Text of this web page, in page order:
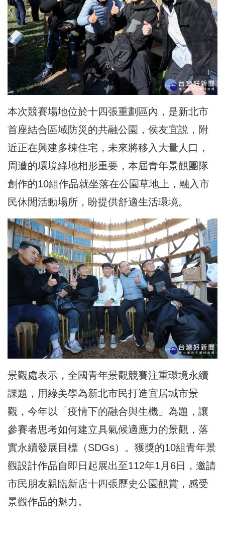
本次競賽場地位於十四張重劃區內，是新北市
首座結合區域防災的共融公園，侯友宜說，附
近正在興建多棟住宅，未來將移入大量人口，
周遭的環境綠地相形重要，本屆青年景觀團隊
創作的10組作品就坐落在公園草地上，融入市
民休閒活動場所，盼提供舒適生活環境。
景觀處表示，全國青年景觀競賽注重環境永續
課題，用綠美學為新北市民打造宜居城市景
觀，今年以「疫情下的融合與生機」為題，讓
參賽者思考如何建立具氣候適應力的景觀，落
實永續發展目標（SDGs）。獲獎的10組青年景
觀設計作品自即日起展出至112年1月6日，邀請
市民朋友親臨新店十四張歷史公園觀賞，感受
景觀作品的魅力。